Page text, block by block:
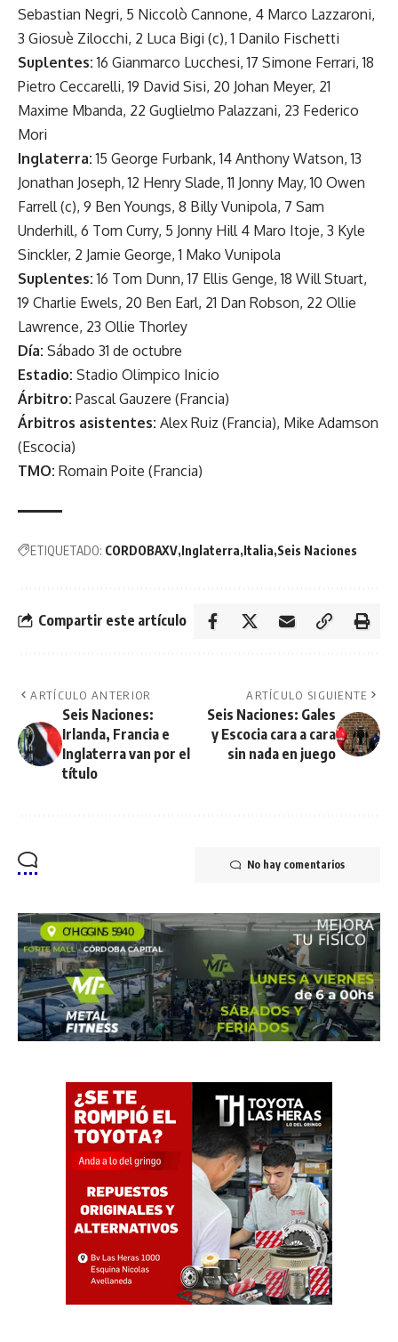
Sebastian Negri, 5 Niccolò Cannone, 4 Marco Lazzaroni,
3 Giosuè Zilocchi, 2 Luca Bigi (c), 1 Danilo Fischetti
Suplentes: 16 Gianmarco Lucchesi, 17 Simone Ferrari, 18
Pietro Ceccarelli, 19 David Sisi, 20 Johan Meyer, 21
Maxime Mbanda, 22 Guglielmo Palazzani, 23 Federico
Mori
Inglaterra: 15 George Furbank, 14 Anthony Watson, 13
Jonathan Joseph, 12 Henry Slade, 11 Jonny May, 10 Owen
Farrell (c), 9 Ben Youngs, 8 Billy Vunipola, 7 Sam
Underhill, 6 Tom Curry, 5 Jonny Hill 4 Maro Itoje, 3 Kyle
Sinckler, 2 Jamie George, 1 Mako Vunipola
Suplentes: 16 Tom Dunn, 17 Ellis Genge, 18 Will Stuart,
19 Charlie Ewels, 20 Ben Earl, 21 Dan Robson, 22 Ollie
Lawrence, 23 Ollie Thorley
Día: Sábado 31 de octubre
Estadio: Stadio Olimpico Inicio
Árbitro: Pascal Gauzere (Francia)
Árbitros asistentes: Alex Ruiz (Francia), Mike Adamson
(Escocia)
TMO: Romain Poite (Francia)
ETIQUETADO: CORDOBAXV Inglaterra Italia Seis Naciones
Compartir este artículo
ARTÍCULO ANTERIOR
Seis Naciones:
Irlanda, Francia e
Inglaterra van por el
título
ARTÍCULO SIGUIENTE
Seis Naciones: Gales
y Escocia cara a cara
sin nada en juego
No hay comentarios